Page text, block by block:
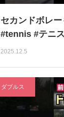
セカンドボレ
#tennis #テニ
2025.12.5
ダブルス